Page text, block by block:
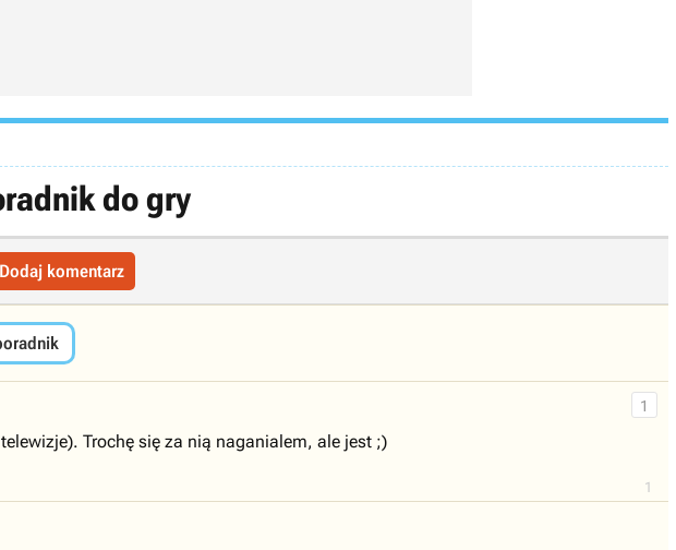
do gry
Dodaj komentarz
1
1
Trochę się za nią naganialem, ale jest ;)